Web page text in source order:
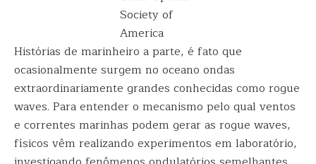
Society of
America
Histórias de marinheiro a parte, é fato que
ocasionalmente surgem no oceano ondas
extraordinariamente grandes conhecidas como rogue
waves. Para entender o mecanismo pelo qual ventos
e correntes marinhas podem gerar as rogue waves,
físicos vêm realizando experimentos em laboratório,